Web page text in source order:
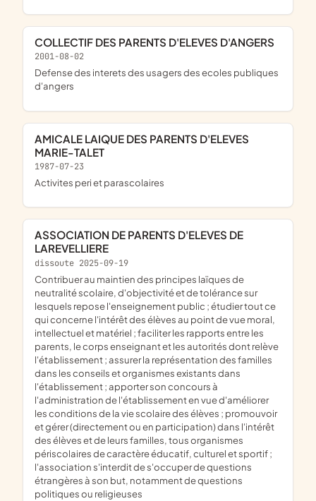
COLLECTIF DES PARENTS D'ELEVES D'ANGERS
2001-08-02
defense des interets des usagers des ecoles publiques
d'angers
AMICALE LAIQUE DES PARENTS D'ELEVES
MARIE-TALET
1987-07-23
activites peri et parascolaires
ASSOCIATION DE PARENTS D'ELEVES DE
LAREVELLIERE
dissoute 2025-09-19
contribuer au maintien des principes laïques de
neutralité scolaire, d'objectivité et de tolérance sur
lesquels repose l'enseignement public ; étudier tout ce
qui concerne l'intérêt des élèves au point de vue moral,
intellectuel et matériel ; faciliter les rapports entre les
parents, le corps enseignant et les autorités dont relève
l'établissement ; assurer la représentation des familles
dans les conseils et organismes existants dans
l'établissement ; apporter son concours à
l'administration de l'établissement en vue d'améliorer
les conditions de la vie scolaire des élèves ; promouvoir
et gérer (directement ou en participation) dans l'intérêt
des élèves et de leurs familles, tous organismes
périscolaires de caractère éducatif, culturel et sportif ;
l'association s'interdit de s'occuper de questions
étrangères à son but, notamment de questions
politiques ou religieuses